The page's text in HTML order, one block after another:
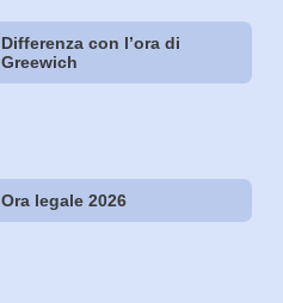
Differenza con l’ora di
Greewich
Ora legale 2026